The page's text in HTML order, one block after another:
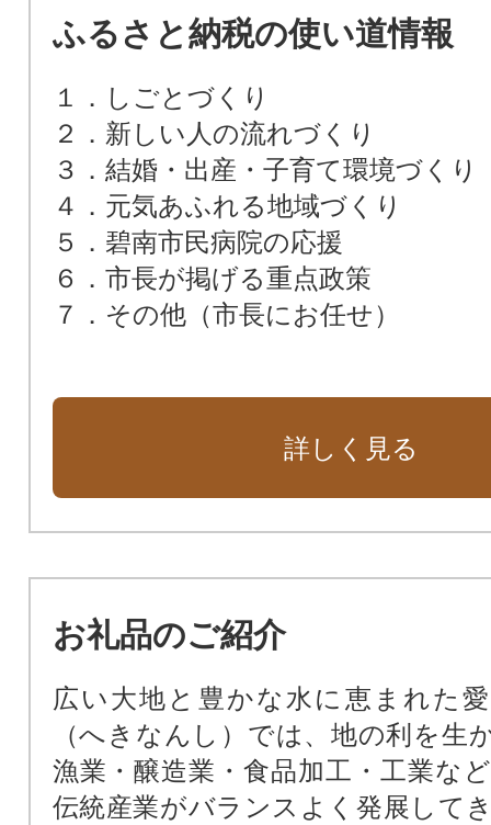
ふるさと納税の使い道情報
１．しごとづくり
２．新しい人の流れづくり
３．結婚・出産・子育て環境づくり
４．元気あふれる地域づくり
５．碧南市民病院の応援
６．市長が掲げる重点政策
７．その他（市長にお任せ）
詳しく見る
お礼品のご紹介
広い大地と豊かな水に恵まれた
（へきなんし）では、地の利を生
漁業・醸造業・食品加工・工業な
伝統産業がバランスよく発展して